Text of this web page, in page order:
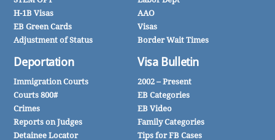
H-1B Visas
EB Green Cards
Adjustment of Status
Deportation
Immigration Courts
Courts 800#
Crimes
Reports on Judges
Detainee Locator
AAO
Visas
Border Wait Times
Visa Bulletin
2002 – Present
EB Categories
EB Video
Family Categories
Tips for FB Cases